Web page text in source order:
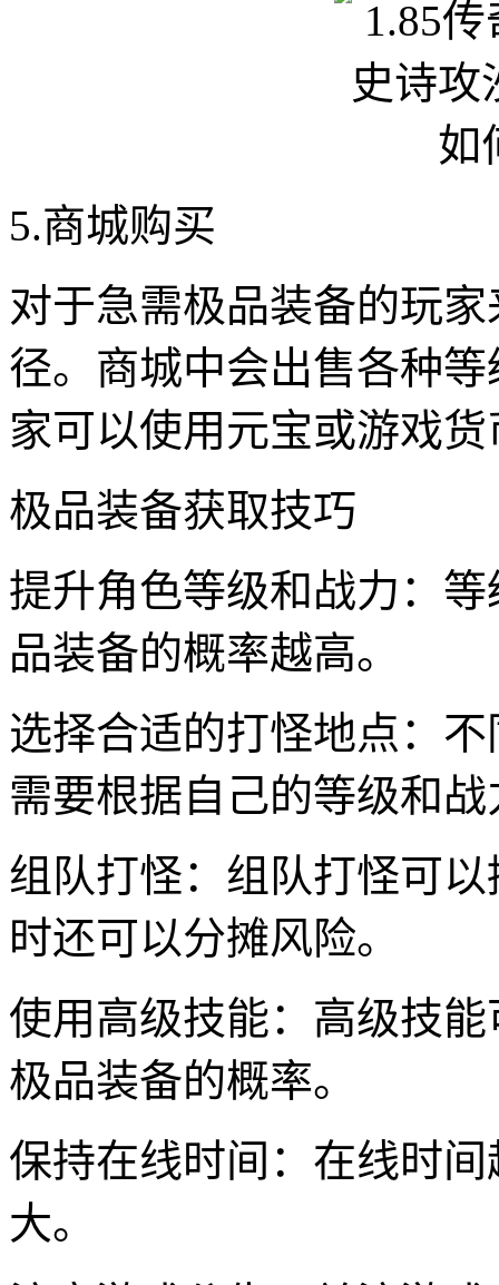
5.商城购买
对于急需极品装备的玩
径。商城中会出售各种
家可以使用元宝或游戏
极品装备获取技巧
提升角色等级和战力：
品装备的概率越高。
选择合适的打怪地点：
需要根据自己的等级和
组队打怪：组队打怪可
时还可以分摊风险。
使用高级技能：高级技
极品装备的概率。
保持在线时间：在线时
大。